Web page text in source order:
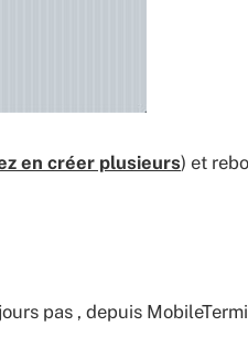
en créer plusieurs) et
pas , depuis